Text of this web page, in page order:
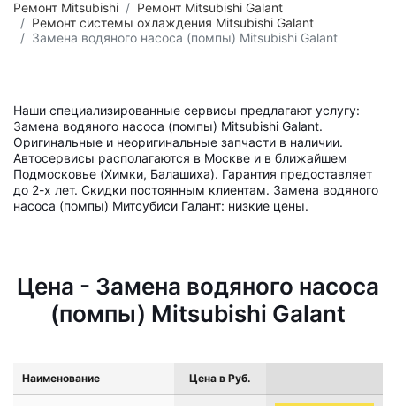
Ремонт Mitsubishi
Ремонт Mitsubishi Galant
Ремонт системы охлаждения Mitsubishi Galant
Замена водяного насоса (помпы) Mitsubishi Galant
Наши специализированные сервисы предлагают услугу:
Замена водяного насоса (помпы) Mitsubishi Galant.
Оригинальные и неоригинальные запчасти в наличии.
Автосервисы располагаются в Москве и в ближайшем
Подмосковье (Химки, Балашиха). Гарантия предоставляет
до 2-х лет. Скидки постоянным клиентам. Замена водяного
насоса (помпы) Митсубиси Галант: низкие цены.
Цена - Замена водяного насоса
(помпы) Mitsubishi Galant
Наименование Цена в Руб.